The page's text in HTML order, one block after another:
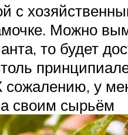
с
Можно
то будет
у
своим сырьём